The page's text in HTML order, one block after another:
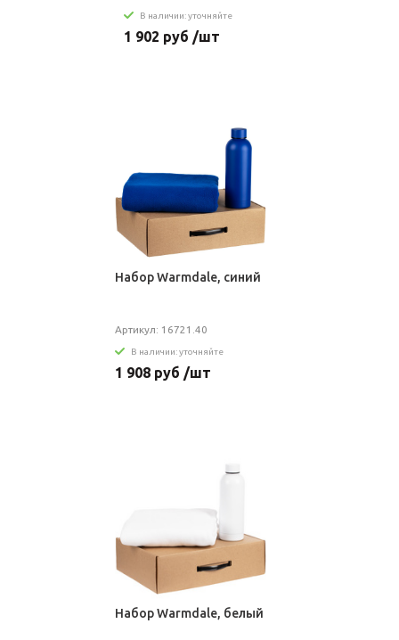
В наличии: уточняйте
1 902 руб /шт
Набор Warmdale, синий
Артикул: 16721.40
В наличии: уточняйте
1 908 руб /шт
Набор Warmdale, белый